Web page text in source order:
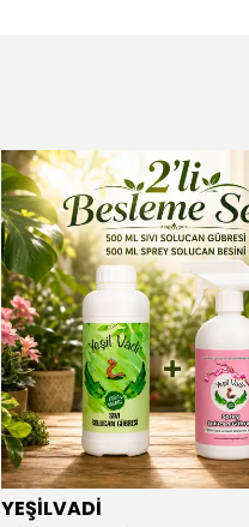
YEŞİLVADİ